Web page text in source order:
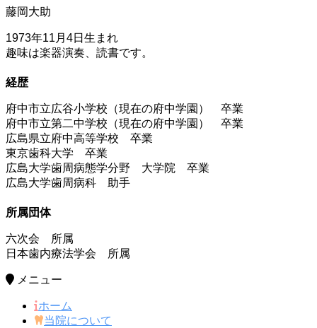
藤岡大助
1973年11月4日生まれ
趣味は楽器演奏、読書です。
経歴
府中市立広谷小学校（現在の府中学園） 卒業
府中市立第二中学校（現在の府中学園） 卒業
広島県立府中高等学校 卒業
東京歯科大学 卒業
広島大学歯周病態学分野 大学院 卒業
広島大学歯周病科 助手
所属団体
六次会 所属
日本歯内療法学会 所属
メニュー
ホーム
当院について